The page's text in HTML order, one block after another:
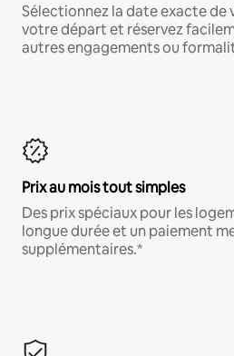
Sélectionnez la date exacte de
votre départ et réservez
autres engagements ou
Prix au mois tout simples
Des prix spéciaux pour les
longue durée et un paiement
supplémentaires.*